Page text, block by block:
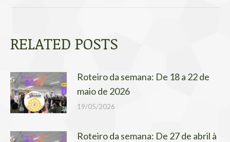
RELATED POSTS
Roteiro da semana: De 18 a 22 de
maio de 2026
19/05/2026
Roteiro da semana: De 27 de abril à